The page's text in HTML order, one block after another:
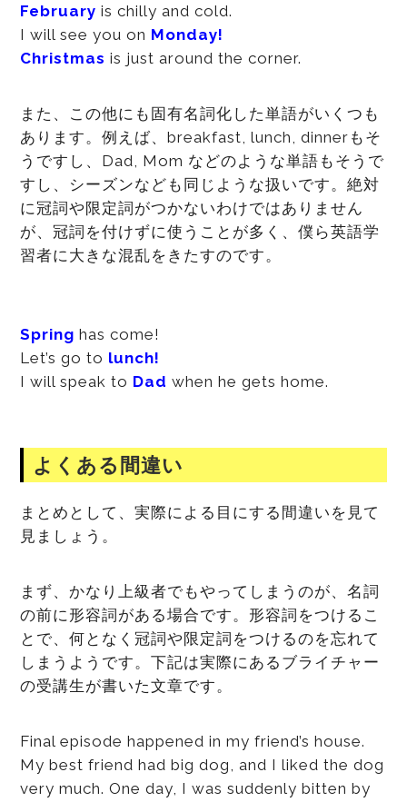
February is chilly and cold.
I will see you on Monday!
Christmas is just around the corner.
また、この他にも固有名詞化した単語がいくつも
あります。例えば、breakfast, lunch, dinnerもそ
うですし、Dad, Mom などのような単語もそうで
すし、シーズンなども同じような扱いです。絶対
に冠詞や限定詞がつかないわけではありません
が、冠詞を付けずに使うことが多く、僕ら英語学
習者に大きな混乱をきたすのです。
Spring has come!
Let’s go to lunch!
I will speak to Dad when he gets home.
よくある間違い
まとめとして、実際による目にする間違いを見て
見ましょう。
まず、かなり上級者でもやってしまうのが、名詞
の前に形容詞がある場合です。形容詞をつけるこ
とで、何となく冠詞や限定詞をつけるのを忘れて
しまうようです。下記は実際にあるブライチャー
の受講生が書いた文章です。
Final episode happened in my friend’s house.
My best friend had big dog, and I liked the dog
very much. One day, I was suddenly bitten by